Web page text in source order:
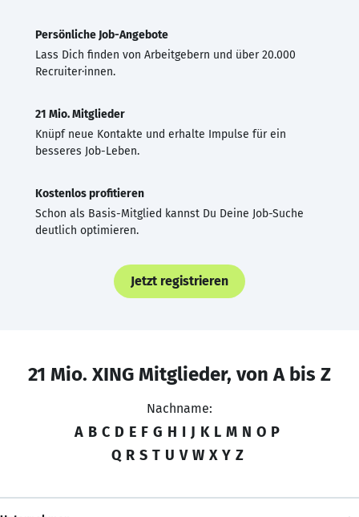
Persönliche Job-Angebote
Lass Dich finden von Arbeitgebern und über 20.000
Recruiter·innen.
21 Mio. Mitglieder
Knüpf neue Kontakte und erhalte Impulse für ein
besseres Job-Leben.
Kostenlos profitieren
Schon als Basis-Mitglied kannst Du Deine Job-Suche
deutlich optimieren.
Jetzt registrieren
21 Mio. XING Mitglieder, von A bis Z
Nachname:
A B C D E F G H I J K L M N O P
Q R S T U V W X Y Z